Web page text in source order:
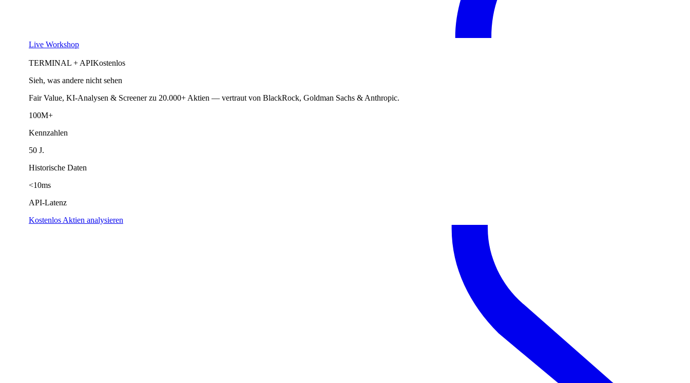
Live Workshop
TERMINAL + APIKostenlos
Sieh, was andere nicht sehen
Fair Value, KI-Analysen & Screener zu 20.000+ Aktien — vertraut von BlackRock, Goldman Sachs & Anthropic.
100M+
Kennzahlen
50 J.
Historische Daten
<10ms
API-Latenz
Kostenlos Aktien analysieren